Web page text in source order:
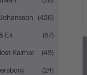
(426)
Ek
(67)
Kalmar
(49)
(24)